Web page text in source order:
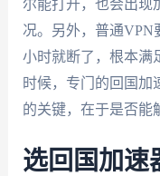
尔能打开，也会出现
况。另外，普通VPN
小时就断了，根本满
时候，专门的回国加
的关键，在于是否能
选回国加速